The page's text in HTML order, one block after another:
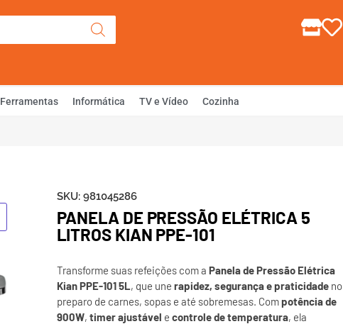
Olá, Faça Login ou Cadastre-se
Ferramentas Informática TV e Vídeo Cozinha
SKU: 981045286
PANELA DE PRESSÃO ELÉTRICA 5
LITROS KIAN PPE-101
Transforme suas refeições com a Panela de Pressão Elétrica
Kian PPE-101 5L, que une rapidez, segurança e praticidadeno
preparo de carnes, sopas e até sobremesas. Compotência de
900W, timer ajustável e controle de temperatura, ela